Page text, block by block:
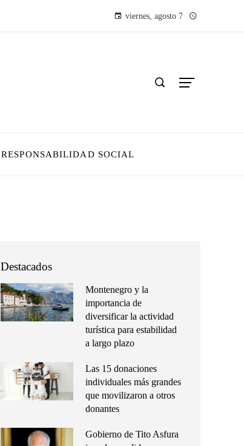
viernes, agosto 7
RESPONSABILIDAD SOCIAL
Destacados
Montenegro y la
importancia de
diversificar la actividad
turística para estabilidad
a largo plazo
Las 15 donaciones
individuales más grandes
que movilizaron a otros
donantes
Gobierno de Tito Asfura